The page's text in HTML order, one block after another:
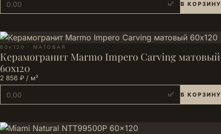
м² В КОРЗИНУ
60×120 · МАТОВАЯ
Керамогранит Marmo Impero Carving матовый
60х120
2 856 ₽ / м²
м² В КОРЗИНУ